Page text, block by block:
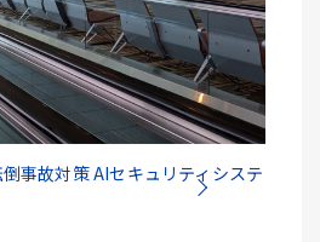
倒事故対策 AIセキュリティシステ